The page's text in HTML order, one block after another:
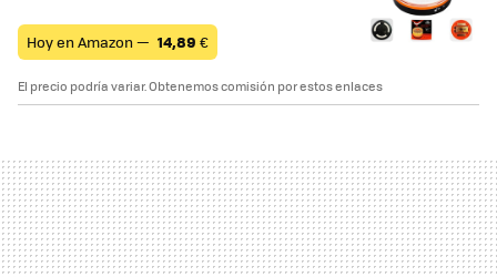
Hoy en Amazon — 14,89 €
El precio podría variar. Obtenemos comisión por estos enlaces